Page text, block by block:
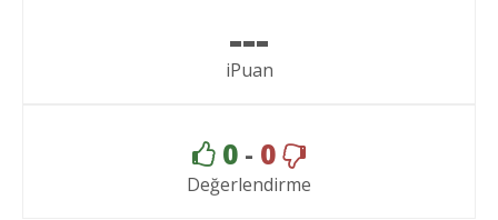
---
iPuan
0 - 0
Değerlendirme